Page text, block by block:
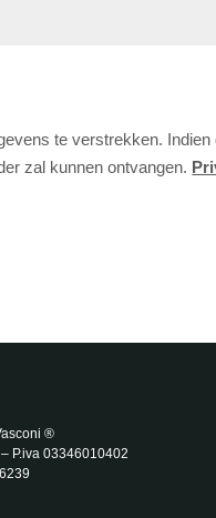
te verstrekken.
zal kunnen ontvangen.
®
– P.iva 03346010402